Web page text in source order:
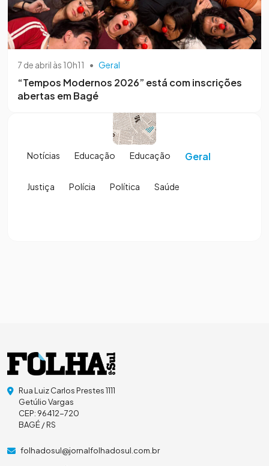
7 de abril às 10h11 • Geral
“Tempos Modernos 2026” está com inscrições
abertas em Bagé
Notícias Educação Educação Geral
Justiça Polícia Política Saúde
Rua Luiz Carlos Prestes 1111
Getúlio Vargas
CEP: 96412-720
BAGÉ / RS
folhadosul@jornalfolhadosul.com.br